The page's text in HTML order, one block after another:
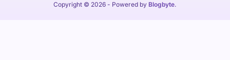
Copyright © 2026 - Powered by Blogbyte.